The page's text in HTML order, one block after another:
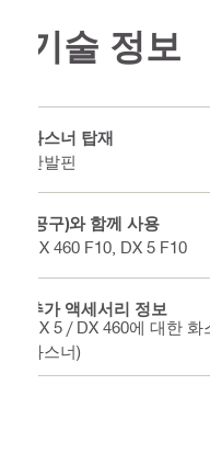
기술 정보
화스너 탑재
단발핀
(공구)와 함께 사용
DX 460 F10, DX 5 F10
추가 액세서리 정보
DX 5 / DX 460에 대한
화스너)